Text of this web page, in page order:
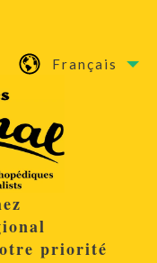
Français
priorité